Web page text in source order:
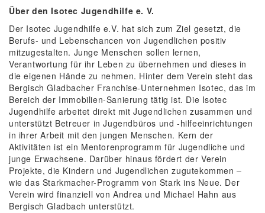
Über den Isotec Jugendhilfe e. V.
Der Isotec Jugendhilfe e.V. hat sich zum Ziel gesetzt, die
Berufs- und Lebenschancen von Jugendlichen positiv
mitzugestalten. Junge Menschen sollen lernen,
Verantwortung für ihr Leben zu übernehmen und dieses in
die eigenen Hände zu nehmen. Hinter dem Verein steht das
Bergisch Gladbacher Franchise-Unternehmen Isotec, das im
Bereich der Immobilien-Sanierung tätig ist. Die Isotec
Jugendhilfe arbeitet direkt mit Jugendlichen zusammen und
unterstützt Betreuer in Jugendbüros und -hilfeeinrichtungen
in ihrer Arbeit mit den jungen Menschen. Kern der
Aktivitäten ist ein Mentorenprogramm für Jugendliche und
junge Erwachsene. Darüber hinaus fördert der Verein
Projekte, die Kindern und Jugendlichen zugutekommen –
wie das Starkmacher-Programm von Stark ins Neue. Der
Verein wird finanziell von Andrea und Michael Hahn aus
Bergisch Gladbach unterstützt.